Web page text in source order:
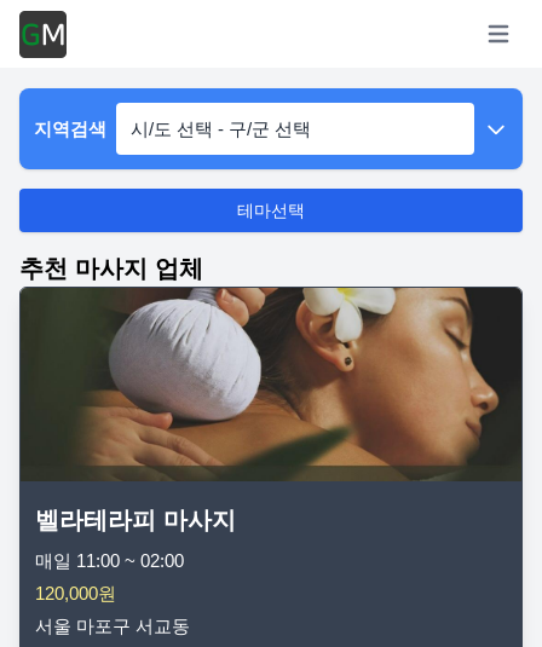
Open
지역검색 시/도 선택 - 구/군 선택
테마선택
추천 마사지 업체
벨라테라피 마사지
매일 11:00 ~ 02:00
120,000원
서울 마포구 서교동